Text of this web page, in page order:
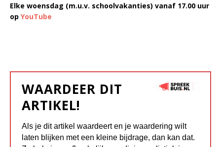
Elke woensdag (m.u.v. schoolvakanties) vanaf 17.00 uur
op YouTube
WAARDEER DIT
ARTIKEL!
Als je dit artikel waardeert en je waardering wilt
laten blijken met een kleine bijdrage, dan kan dat.